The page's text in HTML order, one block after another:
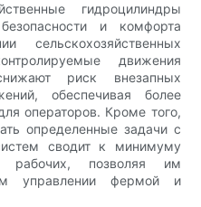
гидроцилиндры
и комфорта
сельскохозяйственных
движения
риск внезапных
обеспечивая более
операторов. Кроме того,
определенные задачи с
сводит к минимуму
рабочих, позволяя им
управлении фермой и